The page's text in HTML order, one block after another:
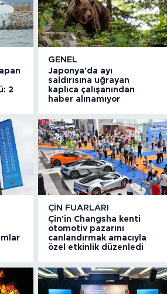
2
GENEL
Japonya'da ayı
saldırısına uğrayan
kaplıca çalışanından
haber alınamıyor
ÇIN FUARLARI
Çin'in Changsha kenti
otomotiv pazarını
canlandırmak amacıyla
özel etkinlik düzenledi